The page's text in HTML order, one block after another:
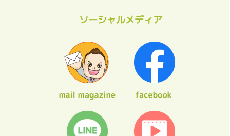
ソーシャルメディア